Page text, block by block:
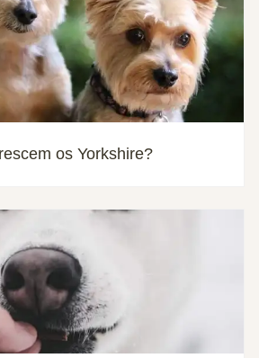
os Yorkshire?